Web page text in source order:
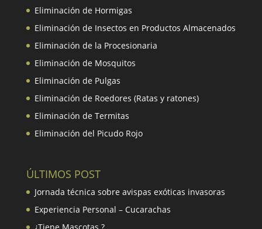
Eliminación de Hormigas
Eliminación de Insectos en Productos Almacenados
Eliminación de la Procesionaria
Eliminación de Mosquitos
Eliminación de Pulgas
Eliminación de Roedores (Ratas y ratones)
Eliminación de Termitas
Eliminación del Picudo Rojo
ÚLTIMOS POST
Jornada técnica sobre avispas exóticas invasoras
Experiencia Personal – Cucarachas
¿Tiene Mascotas ?